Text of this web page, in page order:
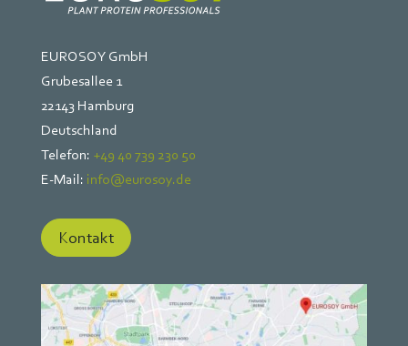
EUROSOY GmbH
Grubesallee 1
22143 Hamburg
Deutschland
Telefon: +49 40 739 230 50
E-Mail: info@eurosoy.de
Kontakt